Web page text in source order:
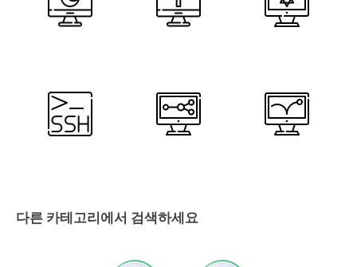
다른 카테고리에서 검색하세요